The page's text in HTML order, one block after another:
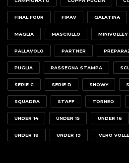
FINAL FOUR FIPAV GALATINA
MAGLIA MASCIULLO MINIVOLLEY
PALLAVOLO PARTNER
PUGLIA RASSEGNA STAMPA
SERIE C SERIE D SHOWY
SQUADRA STAFF TORNEO
UNDER 14 UNDER 15 UNDER 16
UNDER 18 UNDER 19 VERO